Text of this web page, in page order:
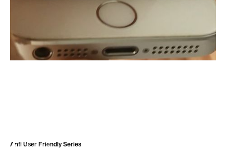
Anti User Friendly Series